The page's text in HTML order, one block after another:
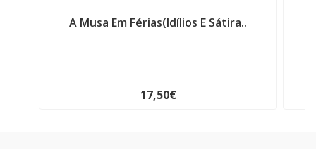
A Musa Em Férias(Idílios E Sátira..
17,50€